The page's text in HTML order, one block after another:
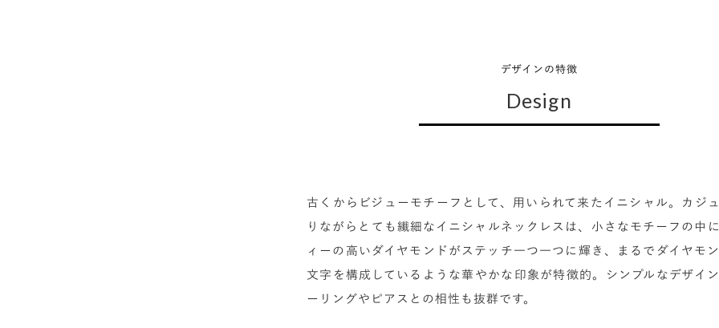
デザインの特徴
Design
古くからビジューモチーフとして、用いられて来たイニシャル。カジ
りながらとても繊細なイニシャルネックレスは、小さなモチーフの中
ィーの高いダイヤモンドがステッチ一つ一つに輝き、まるでダイヤモ
文字を構成しているような華やかな印象が特徴的。シンプルなデザイ
ーリングやピアスとの相性も抜群です。